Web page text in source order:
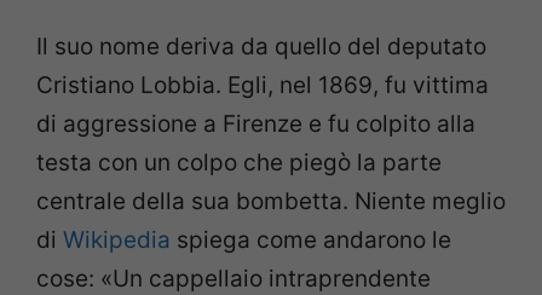
Il suo nome deriva da quello del deputato
Cristiano Lobbia. Egli, nel 1869, fu vittima
di aggressione a Firenze e fu colpito alla
testa con un colpo che piegò la parte
centrale della sua bombetta. Niente meglio
di Wikipedia spiega come andarono le
cose: «Un cappellaio intraprendente